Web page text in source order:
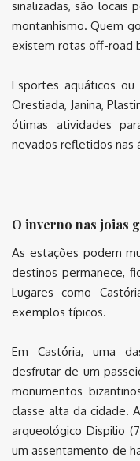
sinalizadas, são locais
montanhismo. Quem
existem rotas off-road
Esportes aquáticos
Orestiada, Janina,
ótimas atividades
nevados refletidos nas
O inverno nas joias
As estações podem
destinos permanece,
Lugares como
exemplos típicos.
Em Castória, uma
desfrutar de um
monumentos
classe alta da cidade.
arqueológico Dispilio
um assentamento de